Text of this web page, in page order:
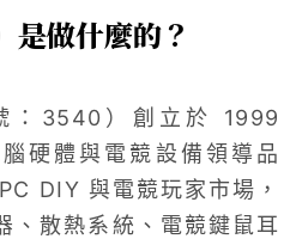
做什麼的？
：3540）創立於 1999
硬體與電競設備領導品
DIY 與電競玩家市場，
、散熱系統、電競鍵鼠耳